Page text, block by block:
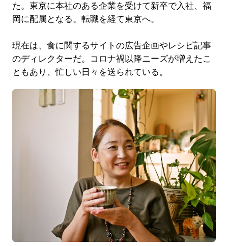
た。東京に本社のある企業を受けて新卒で入社、福
岡に配属となる。転職を経て東京へ。
現在は、食に関するサイトの広告企画やレシピ記事
のディレクターだ。コロナ禍以降ニーズが増えたこ
ともあり、忙しい日々を送られている。